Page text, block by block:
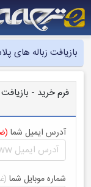
بازیافت زباله های
فرم خرید -
آدرس ایمیل شما
شماره موبایل شما